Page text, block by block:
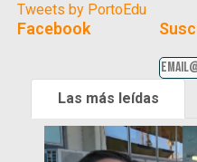
Tweets by PortoEdu
Facebook
Las más leídas